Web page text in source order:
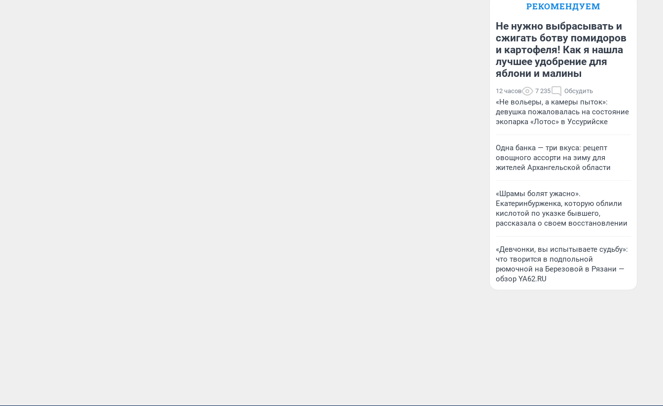
Стас Соколов
РЕКОМЕНДУЕМ
Не нужно выбрасывать и
сжигать ботву помидоров
и картофеля! Как я нашла
лучшее удобрение для
яблони и малины
12 часов 7 235 Обсудить
«Не вольеры, а камеры пыток»:
девушка пожаловалась на состояние
экопарка «Лотос» в Уссурийске
Одна банка — три вкуса: рецепт
овощного ассорти на зиму для
жителей Архангельской области
«Шрамы болят ужасно».
Екатеринбурженка, которую облили
кислотой по указке бывшего,
рассказала о своем восстановлении
«Девчонки, вы испытываете судьбу»:
что творится в подпольной
рюмочной на Березовой в Рязани —
обзор YA62.RU